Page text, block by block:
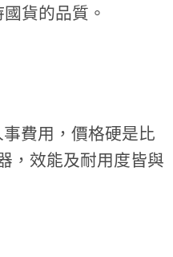
貨的品質。
費用，價格硬是比
，效能及耐用度皆與